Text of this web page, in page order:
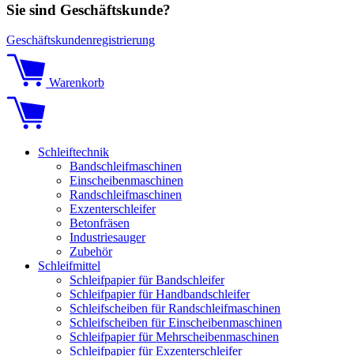
Sie sind Geschäftskunde?
Geschäftskundenregistrierung
Warenkorb
Schleiftechnik
Bandschleifmaschinen
Einscheibenmaschinen
Randschleifmaschinen
Exzenterschleifer
Betonfräsen
Industriesauger
Zubehör
Schleifmittel
Schleifpapier für Bandschleifer
Schleifpapier für Handbandschleifer
Schleifscheiben für Randschleifmaschinen
Schleifscheiben für Einscheibenmaschinen
Schleifpapier für Mehrscheibenmaschinen
Schleifpapier für Exzenterschleifer